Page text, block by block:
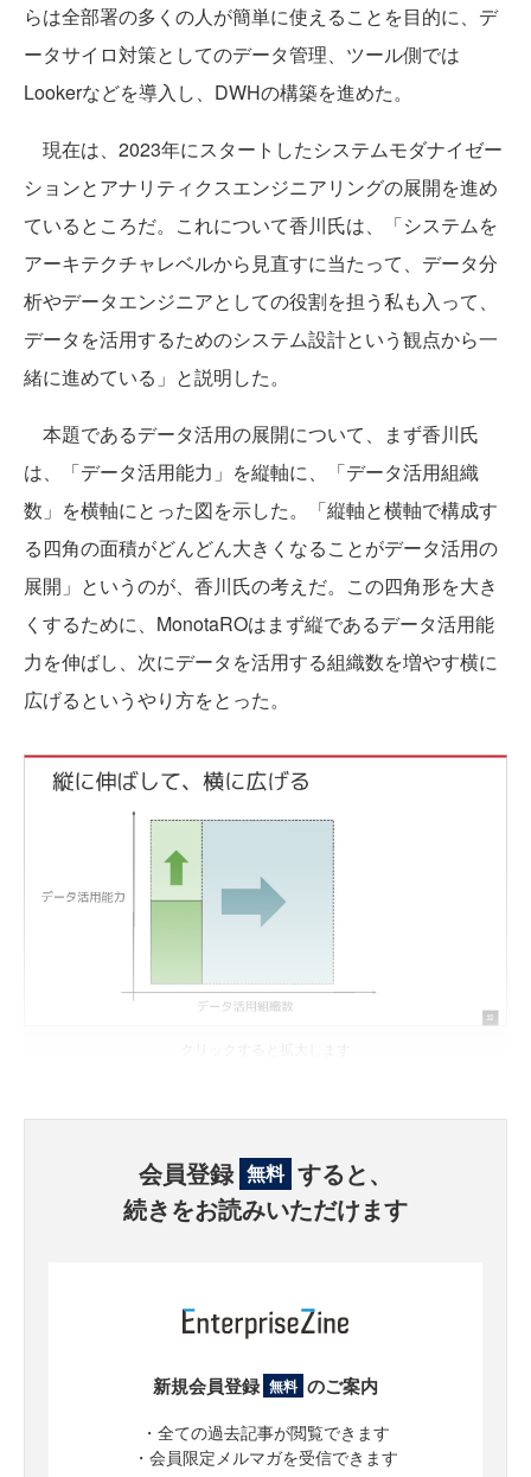
らは全部署の多くの人が簡単に使えることを目的に、デ
ータサイロ対策としてのデータ管理、ツール側では
Lookerなどを導入し、DWHの構築を進めた。
現在は、2023年にスタートしたシステムモダナイゼー
ションとアナリティクスエンジニアリングの展開を進め
ているところだ。これについて香川氏は、「システムを
アーキテクチャレベルから見直すに当たって、データ分
析やデータエンジニアとしての役割を担う私も入って、
データを活用するためのシステム設計という観点から一
緒に進めている」と説明した。
本題であるデータ活用の展開について、まず香川氏
は、「データ活用能力」を縦軸に、「データ活用組織
数」を横軸にとった図を示した。「縦軸と横軸で構成す
る四角の面積がどんどん大きくなることがデータ活用の
展開」というのが、香川氏の考えだ。この四角形を大き
くするために、MonotaROはまず縦であるデータ活用能
力を伸ばし、次にデータを活用する組織数を増やす横に
広げるというやり方をとった。
会員登録 無料 すると、
続きをお読みいただけます
新規会員登録 無料 のご案内
・全ての過去記事が閲覧できます
・会員限定メルマガを受信できます